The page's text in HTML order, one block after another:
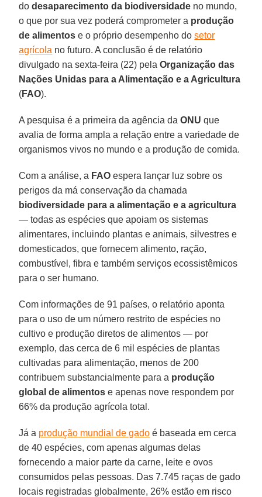
dodesaparecimento da biodiversidade no mundo,
o que por sua vez poderá comprometer a produção
de alimentos e o próprio desempenho dosetor
agrícola no futuro. A conclusão é de relatório
divulgado na sexta-feira (22) pelaOrganização das
Nações Unidas para a Alimentação e a Agricultura
(FAO).
A pesquisa é a primeira da agência daONU que
avalia de forma ampla a relação entre a variedade de
organismos vivos no mundo e a produção de comida.
Com a análise, a FAO espera lançar luz sobre os
perigos da má conservação da chamada
biodiversidade para a alimentação e a agricultura
— todas as espécies que apoiam os sistemas
alimentares, incluindo plantas e animais, silvestres e
domesticados, que fornecem alimento, ração,
combustível, fibra e também serviços ecossistêmicos
para o ser humano.
Com informações de 91 países, o relatório aponta
para o uso de um número restrito de espécies no
cultivo e produção diretos de alimentos — por
exemplo, das cerca de 6 mil espécies de plantas
cultivadas para alimentação, menos de 200
contribuem substancialmente para a produção
global de alimentos e apenas nove respondem por
66% da produção agrícola total.
Já a produção mundial de gado é baseada em cerca
de 40 espécies, com apenas algumas delas
fornecendo a maior parte da carne, leite e ovos
consumidos pelas pessoas. Das 7.745 raças de gado
locais registradas globalmente, 26% estão em risco